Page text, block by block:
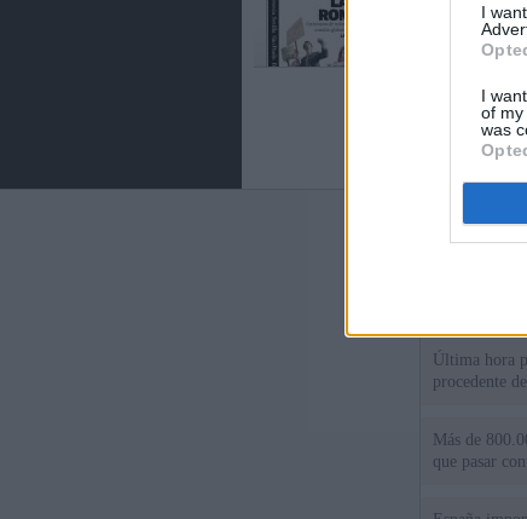
I
I
of my
was
Últimas
Sorpresa y
Última hora
procedente
Más de
que pasar